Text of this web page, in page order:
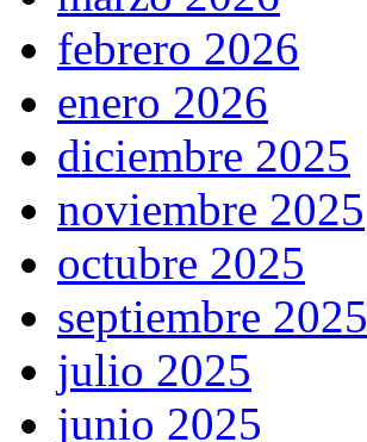
febrero 2026
enero 2026
diciembre 2025
noviembre 2025
octubre 2025
septiembre 2025
julio 2025
junio 2025